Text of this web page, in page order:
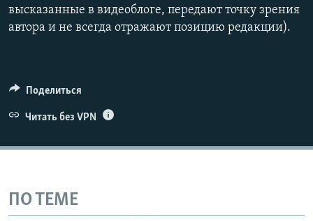
высказанные в видеоблоге, передают точку зрения
автора и не всегда отражают позицию редакции).
Поделиться
Читать без VPN
ПО ТЕМЕ